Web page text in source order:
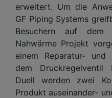
erweitert. Um die
GF Piping Systems
Besuchern auf
Nahwärme Projekt
einem Reparatur- und
dem Druckregelventil
Duell werden zwei
Produkt auseinander-